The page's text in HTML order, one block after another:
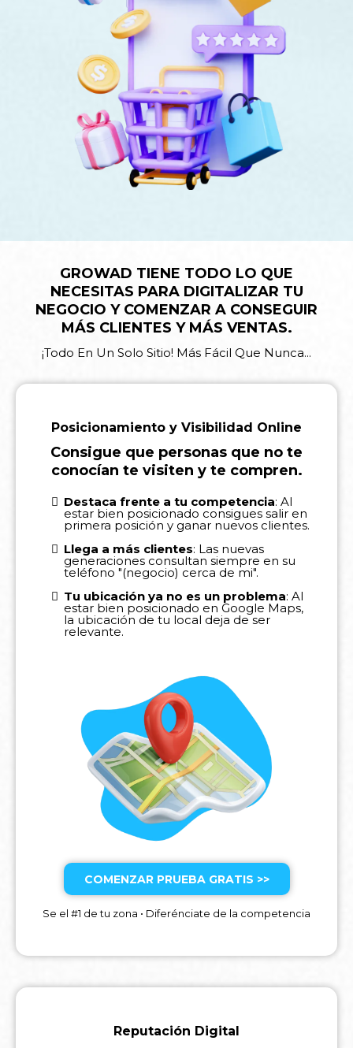
GROWAD TIENE TODO LO QUE
NECESITAS PARA DIGITALIZAR TU
NEGOCIO Y COMENZAR A CONSEGUIR
MÁS CLIENTES Y MÁS VENTAS.
¡todo En Un Solo Sitio! Más Fácil Que Nunca...
Posicionamiento y Visibilidad Online
Consigue que personas que no te
conocían te visiten y te compren.
Destaca frente a tu competencia: Al
estar bien posicionado consigues salir en
primera posición y ganar nuevos clientes.
Llega a más clientes: Las nuevas
generaciones consultan siempre en su
teléfono "(negocio) cerca de mi".
Tu ubicación ya no es un problema: Al
estar bien posicionado en Google Maps,
la ubicación de tu local deja de ser
relevante.
COMENZAR PRUEBA GRATIS >>
Se el #1 de tu zona • Diferénciate de la competencia
Reputación Digital